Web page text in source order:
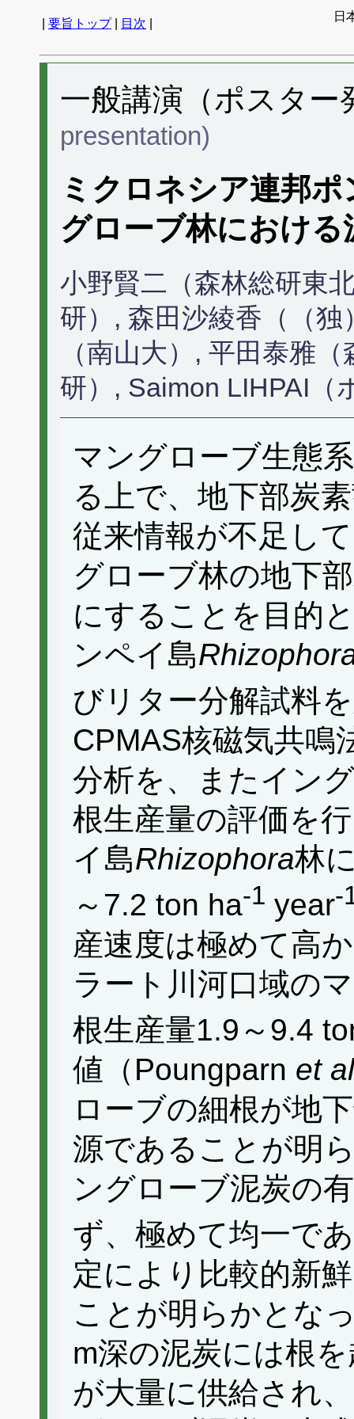
要旨トップ| 目次
日
一般講演（ポスタ
presentation)
ミクロネシア連邦
グローブ林におけ
小野賢二（森林総研東
研）, 森田沙綾香（（
（南山大）, 平田泰雅
研）, Saimon LIHPAI（
マングローブ生態
る上で、地下部炭
従来情報が不足し
グローブ林の地下
にすることを目的
ンペイ島
びリター分解試料
CPMAS核磁気共鳴
分析を、またイン
根生産量の評価を
イ島Rhizophora林
～7.2 ton ha-1 year-
産速度は極めて高
ラート川河口域の
根生産量1.9～9.4
値（Poungparn et
ローブの細根が地
源であることが明
ングローブ泥炭の
ず、極めて均一で
定により比較的新
ことが明らかとな
m深の泥炭には根
が大量に供給され